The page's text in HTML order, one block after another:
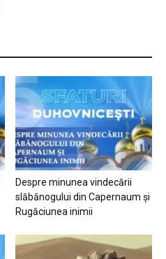
Despre minunea vindecării
slăbănogului din Capernaum și
Rugăciunea inimii